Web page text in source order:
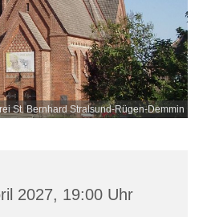
St. Bernhard Stralsund-Rügen-Demmin
2027, 19:00 Uhr